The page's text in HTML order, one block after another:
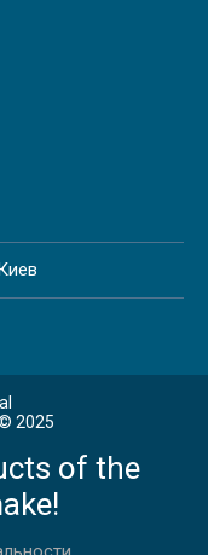
МАЛЬТЕ,
SCHOOL
В
2025
of the